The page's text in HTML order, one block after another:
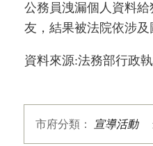
公務員洩漏個人資料
友，結果被法院依涉
資料來源:法務部行政
市府分類： 宣導活動